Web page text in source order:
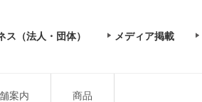
ス（法人・団体） メディア掲載
案内 商品